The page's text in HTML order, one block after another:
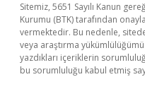
Sitemiz, 5651 Sayılı Kanun
Kurumu (BTK) tarafından
vermektedir. Bu nedenle,
veya araştırma
yazdıkları içeriklerin
bu sorumluluğu kabul etmiş